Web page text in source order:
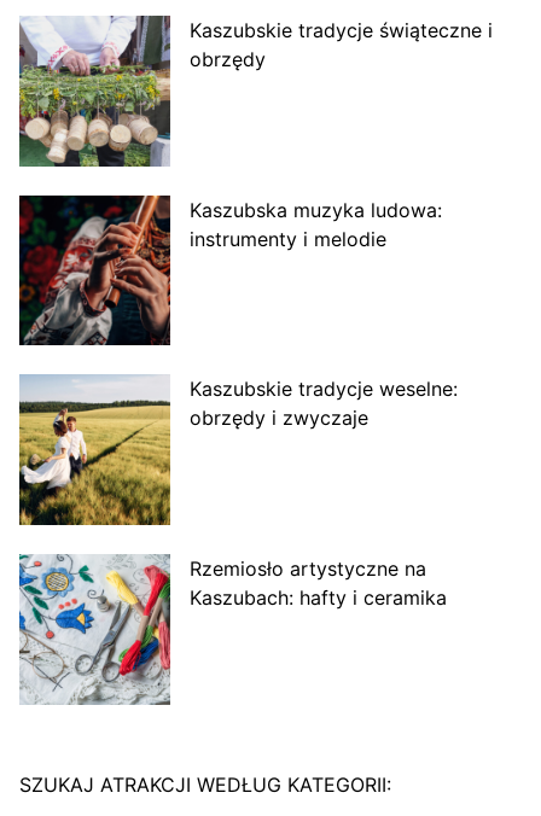
Kaszubskie tradycje świąteczne i
obrzędy
Kaszubska muzyka ludowa:
instrumenty i melodie
Kaszubskie tradycje weselne:
obrzędy i zwyczaje
Rzemiosło artystyczne na
Kaszubach: hafty i ceramika
SZUKAJ ATRAKCJI WEDŁUG KATEGORII: